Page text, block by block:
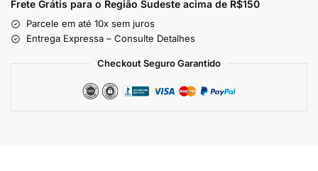
Frete Grátis para o Região Sudeste acima de R$150
Parcele em até 10x sem juros
Entrega Expressa – Consulte Detalhes
Checkout Seguro Garantido